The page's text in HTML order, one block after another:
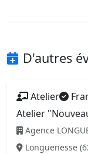
D'autres
Atelier
Atelier
Agence
Longuenesse